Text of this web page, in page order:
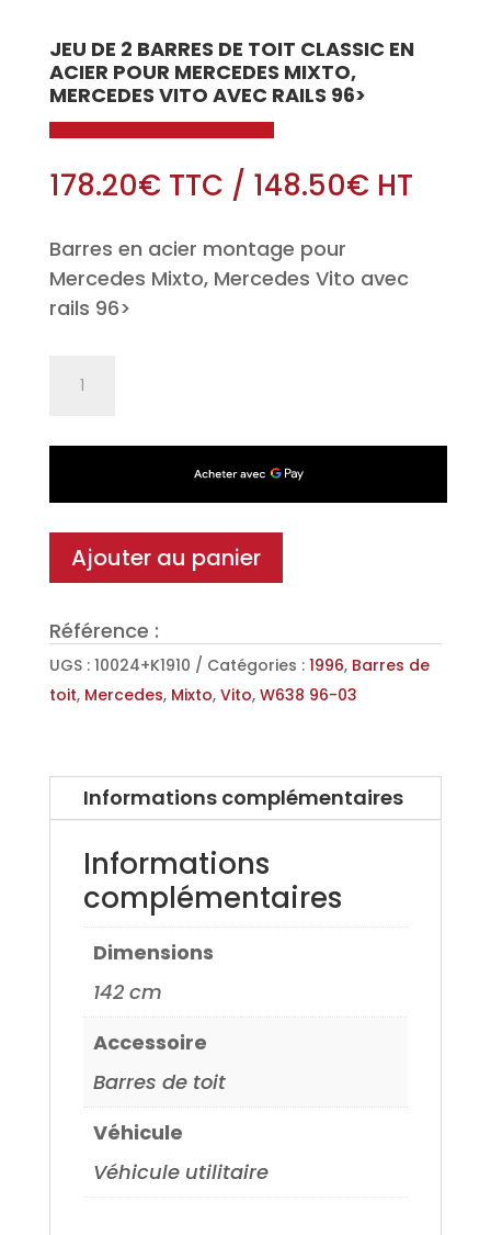
JEU DE 2 BARRES DE TOIT CLASSIC EN
ACIER POUR MERCEDES MIXTO,
MERCEDES VITO AVEC RAILS 96>
178.20€TTC / 148.50€HT
Barres en acier montage pour
Mercedes Mixto, Mercedes Vito avec
rails 96>
toit
en
Acier
pour
Mercedes
Vito
rails
Ajouter au panier
Référence :
UGS : 10024+K1910 Catégories : 1996, Barres de
toit, Mercedes, Mixto, Vito, W638 96-03
Informations complémentaires
Informations
complémentaires
Dimensions
142 cm
Accessoire
Barres de toit
Véhicule
Véhicule utilitaire